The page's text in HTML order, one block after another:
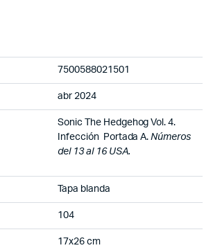
7500588021501
abr 2024
Sonic The Hedgehog Vol. 4.
Infección Portada A.Números
del 13 al 16 USA.
Tapa blanda
104
17x26 cm